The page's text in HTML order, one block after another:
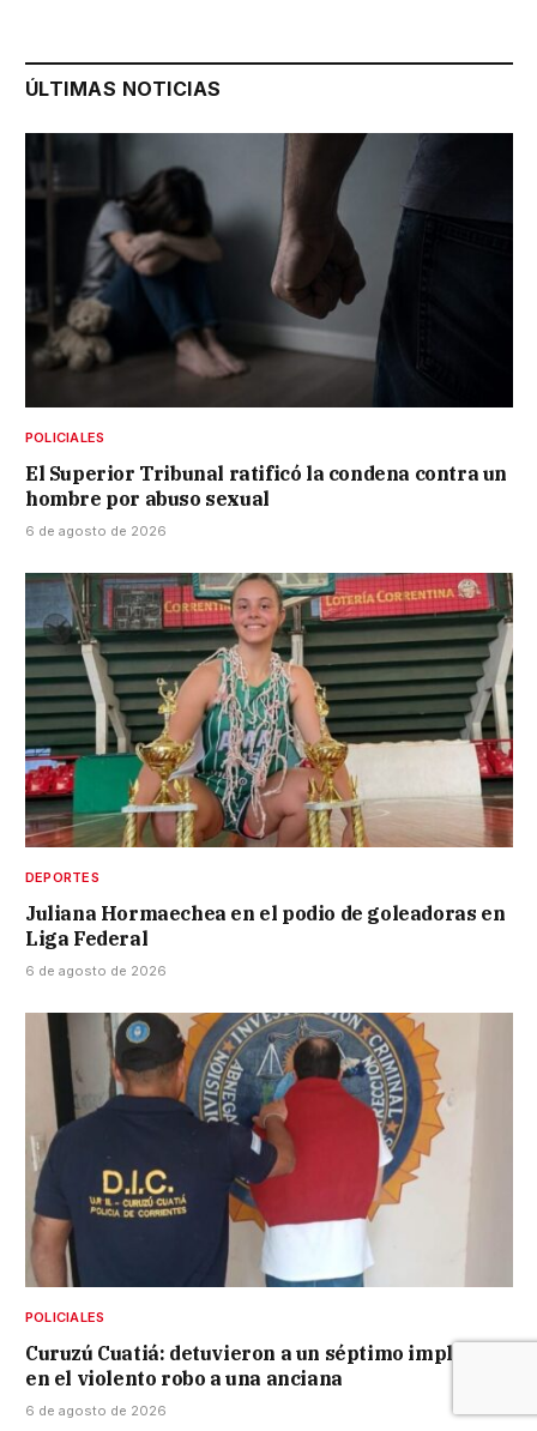
ÚLTIMAS NOTICIAS
POLICIALES
El Superior Tribunal ratificó la condena contra un
hombre por abuso sexual
6 de agosto de 2026
DEPORTES
Juliana Hormaechea en el podio de goleadoras en
Liga Federal
6 de agosto de 2026
POLICIALES
Curuzú Cuatiá: detuvieron a un séptimo implicado
en el violento robo a una anciana
6 de agosto de 2026